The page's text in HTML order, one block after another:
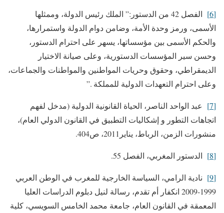
[6]
الفصل 42 من الدستور:” الملك رئيس الدولة، وممثلھا
الأسمى، ورمز وحدة الأمة، وضامن دوام الدولة واستمرارھا،
والحكم الأسمى بين مؤسساتھا، يسھر على احترام الدستور،
وحسن سير المؤسسات الدستورية، وعلى صيانة الاختيار
الديمقراطي، وحقوق وحريات المواطنين والمواطنات والجماعات،
وعلى احترام التعھدات الدولية للمملكة .”
[7]
عبد الواحد الناصر، الحياة القانونية الدولية (مدخل لفهم
اتجاهات التطور و إشكاليات التطبيق في القانون الدولي العام)،
منشورات الزمن، الرباط، يناير2011، ص404.
[8] الدستور المغربي، الفصل 55.
[9]
نادية الرامي، السياسة الخارجية للمغرب في الوطن العربي
1999-2009 انكفار أم تقدم، رسالة لنيل دبلوم الدراسات العليا
المعمقة في القانون العام، جامعة محمد الخامس السويسي، كلية